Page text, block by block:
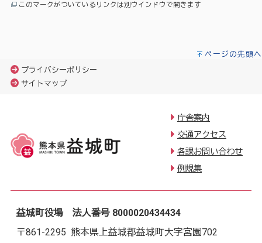
このマークがついているリンクは別ウインドウで開きます
ページの先頭へ
プライバシーポリシー
サイトマップ
庁舎案内
交通アクセス
各課お問い合わせ
例規集
益城町役場 法人番号 8000020434434
〒861-2295 熊本県上益城郡益城町大字宮園702